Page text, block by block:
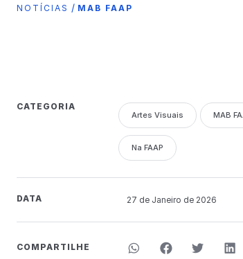
NOTÍCIAS / MAB FAAP
CATEGORIA
Artes Visuais MAB
Na FAAP
DATA 27 de Janeiro de 2026
COMPARTILHE